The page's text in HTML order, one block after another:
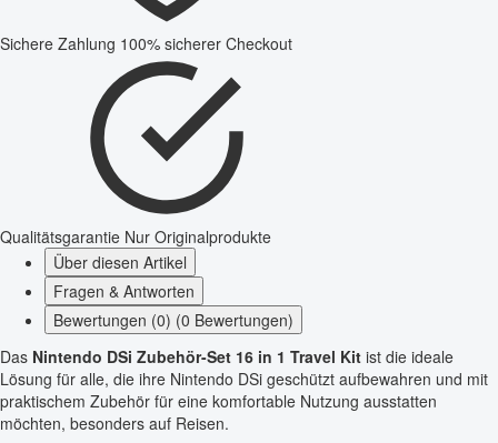
Sichere Zahlung 100% sicherer Checkout
Qualitätsgarantie Nur Originalprodukte
Über diesen Artikel
Fragen & Antworten
Bewertungen (0) (0 Bewertungen)
Das Nintendo DSi Zubehör-Set 16 in 1 Travel Kit ist die ideale
Lösung für alle, die ihre Nintendo DSi geschützt aufbewahren und mit
praktischem Zubehör für eine komfortable Nutzung ausstatten
möchten, besonders auf Reisen.